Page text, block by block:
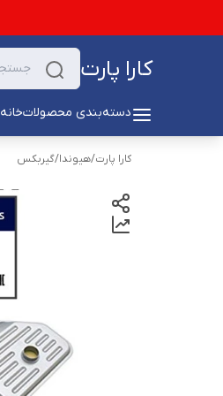
کارا پارت
دسته‌بندی محصولاتخانه
کارا پارت/هیوندا/گیربکس